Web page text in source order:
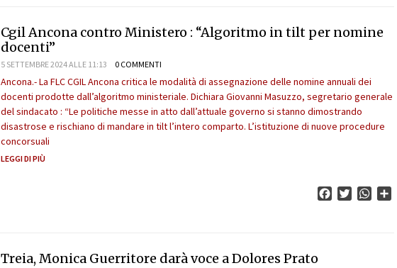
Cgil Ancona contro Ministero : “Algoritmo in tilt per nomine
docenti”
5 SETTEMBRE 2024 ALLE 11:13 0 COMMENTI
Ancona.- La FLC CGIL Ancona critica le modalità di assegnazione delle nomine annuali dei
docenti prodotte dall’algoritmo ministeriale. Dichiara Giovanni Masuzzo, segretario generale
del sindacato : “Le politiche messe in atto dall’attuale governo si stanno dimostrando
disastrose e rischiano di mandare in tilt l’intero comparto. L’istituzione di nuove procedure
concorsuali
LEGGI DI PIÙ
FacebookTwitter
Treia, Monica Guerritore darà voce a Dolores Prato